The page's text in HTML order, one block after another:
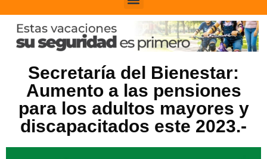
Secretaría del Bienestar:
Aumento a las pensiones
para los adultos mayores y
discapacitados este 2023.-